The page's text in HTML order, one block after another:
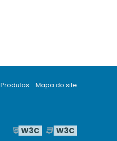
Produtos Mapa do site
W3C W3C